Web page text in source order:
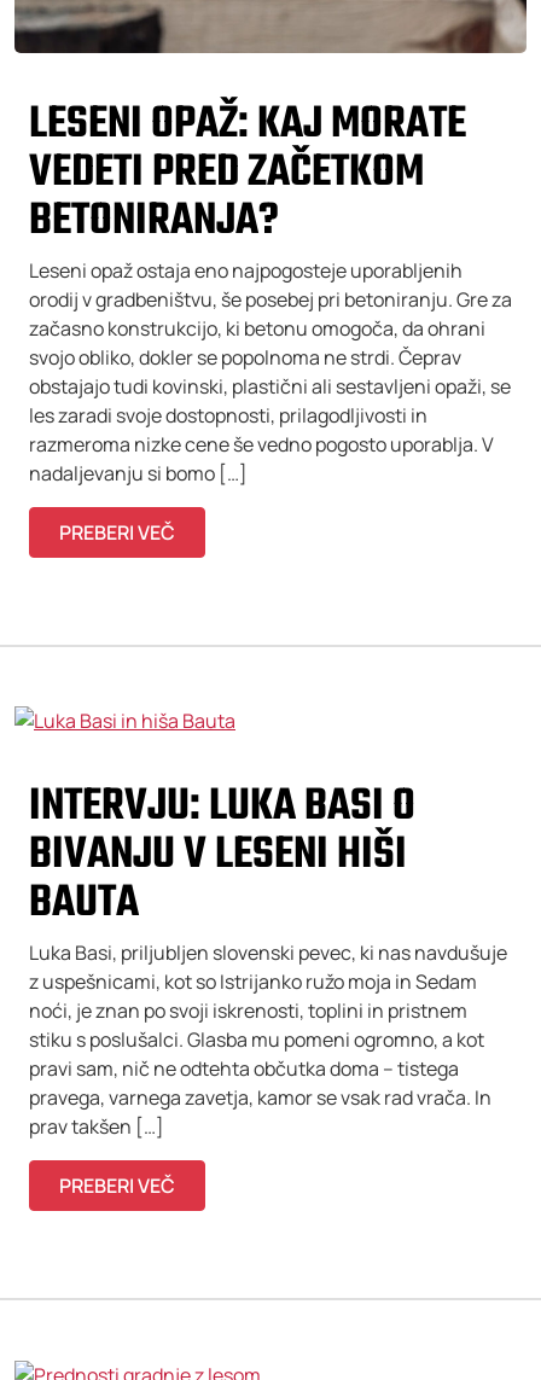
LESENI OPAŽ: KAJ MORATE
VEDETI PRED ZAČETKOM
BETONIRANJA?
Leseni opaž ostaja eno najpogosteje uporabljenih
orodij v gradbeništvu, še posebej pri betoniranju. Gre za
začasno konstrukcijo, ki betonu omogoča, da ohrani
svojo obliko, dokler se popolnoma ne strdi. Čeprav
obstajajo tudi kovinski, plastični ali sestavljeni opaži, se
les zaradi svoje dostopnosti, prilagodljivosti in
razmeroma nizke cene še vedno pogosto uporablja. V
nadaljevanju si bomo […]
PREBERI VEČ
INTERVJU: LUKA BASI O
BIVANJU V LESENI HIŠI
BAUTA
Luka Basi, priljubljen slovenski pevec, ki nas navdušuje
z uspešnicami, kot so Istrijanko ružo moja in Sedam
noći, je znan po svoji iskrenosti, toplini in pristnem
stiku s poslušalci. Glasba mu pomeni ogromno, a kot
pravi sam, nič ne odtehta občutka doma – tistega
pravega, varnega zavetja, kamor se vsak rad vrača. In
prav takšen […]
PREBERI VEČ